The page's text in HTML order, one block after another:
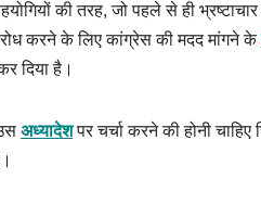
की तरह, जो पहले से ही
करने के लिए कांग्रेस की मदद मांगने के
दिया है।
अध्यादेशपर चर्चा करने की होनी चाहिए